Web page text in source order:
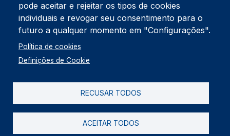
Rua Prior Guerra
Edifício do Centro Cultural da Gafanha da Nazaré
3830-556 Gafanha da Nazaré
Rodapé
Cookies
Política de Privacidade
pode aceitar e rejeitar os tipos de cookies
individuais e revogar seu consentimento para o
futuro a qualquer momento em "Configurações".
Política de cookies
Definições de Cookie
RECUSAR TODOS
ACEITAR TODOS